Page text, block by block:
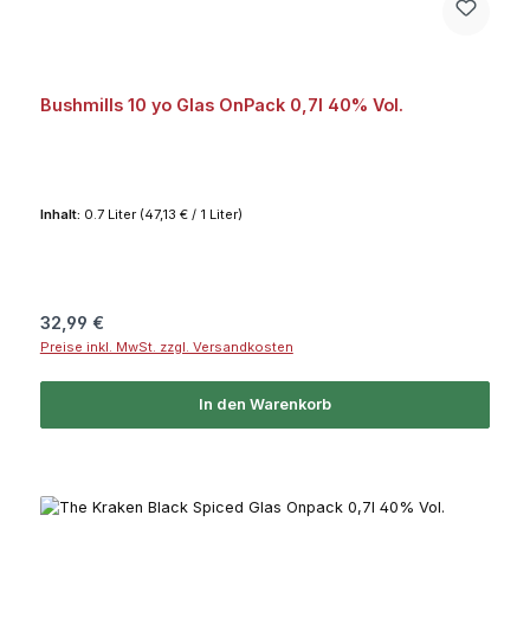
Bushmills 10 yo Glas OnPack 0,7l 40% Vol.
Inhalt: 0.7 Liter (47,13 € / 1 Liter)
Regulärer Preis:
32,99 €
Preise inkl. MwSt. zzgl. Versandkosten
In den Warenkorb